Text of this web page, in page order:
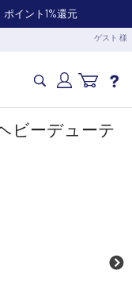
ポイント1%還元
ゲスト 様
ビーデューテ